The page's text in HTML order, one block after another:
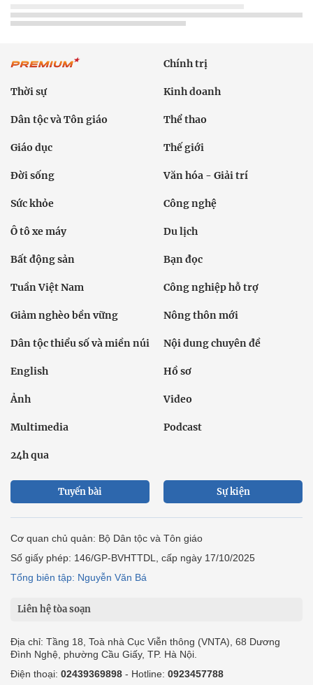
Chính trị
Thời sự Kinh doanh
Dân tộc và Tôn giáo Thể thao
Giáo dục Thế giới
Đời sống Văn hóa - Giải trí
Sức khỏe Công nghệ
Ô tô xe máy Du lịch
Bất động sản Bạn đọc
Tuần Việt Nam Công nghiệp hỗ trợ
Giảm nghèo bền vững Nông thôn mới
Dân tộc thiểu số và miền núi Nội dung chuyên đề
English Hồ sơ
Ảnh Video
Multimedia Podcast
24h qua
Tuyến bài Sự kiện
Cơ quan chủ quản: Bộ Dân tộc và Tôn giáo
Số giấy phép: 146/GP-BVHTTDL, cấp ngày 17/10/2025
Tổng biên tập: Nguyễn Văn Bá
Liên hệ tòa soạn
Địa chỉ: Tầng 18, Toà nhà Cục Viễn thông (VNTA), 68 Dương
Đình Nghệ, phường Cầu Giấy, TP. Hà Nội.
Điện thoại: 02439369898 - Hotline: 0923457788